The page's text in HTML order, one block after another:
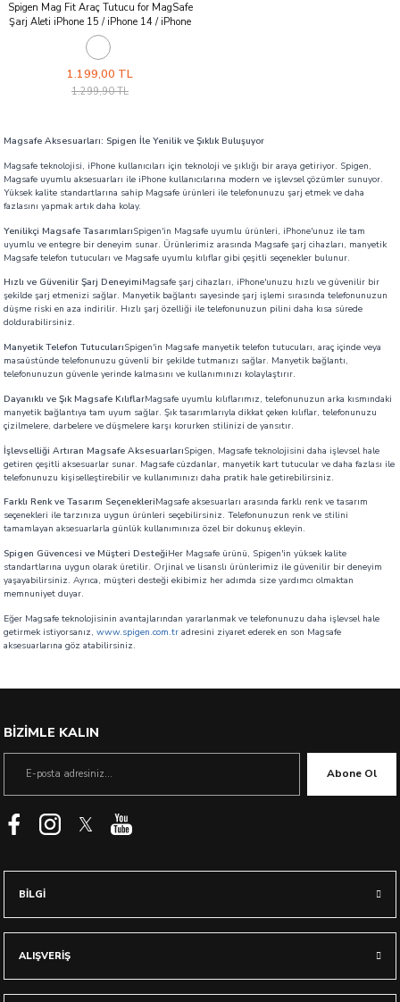
Spigen Mag Fit Araç Tutucu for MagSafe
Şarj Aleti iPhone 15 / iPhone 14 / iPhone
13 / iPhone 12 Serisi ile Uyumlu (MagSafe
Dahil Değildir) White
1.199,00 TL
1.299,90 TL
Magsafe Aksesuarları: Spigen İle Yenilik ve Şıklık Buluşuyor
Magsafe teknolojisi, iPhone kullanıcıları için teknoloji ve şıklığı bir araya getiriyor. Spigen,
Magsafe uyumlu aksesuarları ile iPhone kullanıcılarına modern ve işlevsel çözümler sunuyor.
Yüksek kalite standartlarına sahip Magsafe ürünleri ile telefonunuzu şarj etmek ve daha
fazlasını yapmak artık daha kolay.
Yenilikçi Magsafe TasarımlarıSpigen'in Magsafe uyumlu ürünleri, iPhone'unuz ile tam
uyumlu ve entegre bir deneyim sunar. Ürünlerimiz arasında Magsafe şarj cihazları, manyetik
Magsafe telefon tutucuları ve Magsafe uyumlu kılıflar gibi çeşitli seçenekler bulunur.
Hızlı ve Güvenilir Şarj DeneyimiMagsafe şarj cihazları, iPhone'unuzu hızlı ve güvenilir bir
şekilde şarj etmenizi sağlar. Manyetik bağlantı sayesinde şarj işlemi sırasında telefonunuzun
düşme riski en aza indirilir. Hızlı şarj özelliği ile telefonunuzun pilini daha kısa sürede
doldurabilirsiniz.
Manyetik Telefon TutucularıSpigen'in Magsafe manyetik telefon tutucuları, araç içinde veya
masaüstünde telefonunuzu güvenli bir şekilde tutmanızı sağlar. Manyetik bağlantı,
telefonunuzun güvenle yerinde kalmasını ve kullanımınızı kolaylaştırır.
Dayanıklı ve Şık Magsafe KılıflarMagsafe uyumlu kılıflarımız, telefonunuzun arka kısmındaki
manyetik bağlantıya tam uyum sağlar. Şık tasarımlarıyla dikkat çeken kılıflar, telefonunuzu
çizilmelere, darbelere ve düşmelere karşı korurken stilinizi de yansıtır.
İşlevselliği Artıran Magsafe AksesuarlarıSpigen, Magsafe teknolojisini daha işlevsel hale
getiren çeşitli aksesuarlar sunar. Magsafe cüzdanlar, manyetik kart tutucular ve daha fazlası ile
telefonunuzu kişiselleştirebilir ve kullanımınızı daha pratik hale getirebilirsiniz.
Farklı Renk ve Tasarım SeçenekleriMagsafe aksesuarları arasında farklı renk ve tasarım
seçenekleri ile tarzınıza uygun ürünleri seçebilirsiniz. Telefonunuzun renk ve stilini
tamamlayan aksesuarlarla günlük kullanımınıza özel bir dokunuş ekleyin.
Spigen Güvencesi ve Müşteri DesteğiHer Magsafe ürünü, Spigen'in yüksek kalite
standartlarına uygun olarak üretilir. Orjinal ve lisanslı ürünlerimiz ile güvenilir bir deneyim
yaşayabilirsiniz. Ayrıca, müşteri desteği ekibimiz her adımda size yardımcı olmaktan
memnuniyet duyar.
Eğer Magsafe teknolojisinin avantajlarından yararlanmak ve telefonunuzu daha işlevsel hale
getirmek istiyorsanız, www.spigen.com.tr adresini ziyaret ederek en son Magsafe
aksesuarlarına göz atabilirsiniz.
BİZİMLE KALIN
Abone Ol
BİLGİ
ALIŞVERİŞ